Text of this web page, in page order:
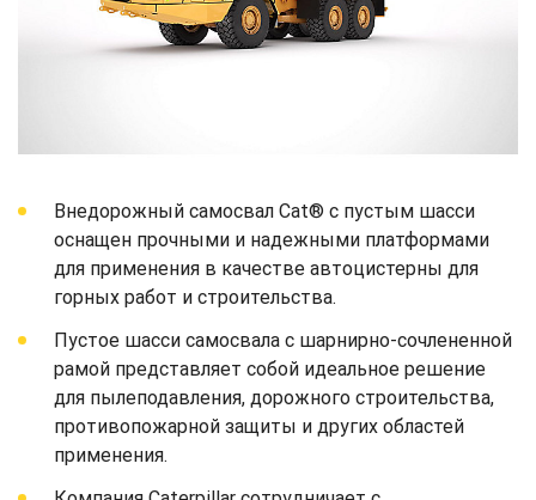
Внедорожный самосвал Cat® с пустым шасси
оснащен прочными и надежными платформами
для применения в качестве автоцистерны для
горных работ и строительства.
Пустое шасси самосвала с шарнирно-сочлененной
рамой представляет собой идеальное решение
для пылеподавления, дорожного строительства,
противопожарной защиты и других областей
применения.